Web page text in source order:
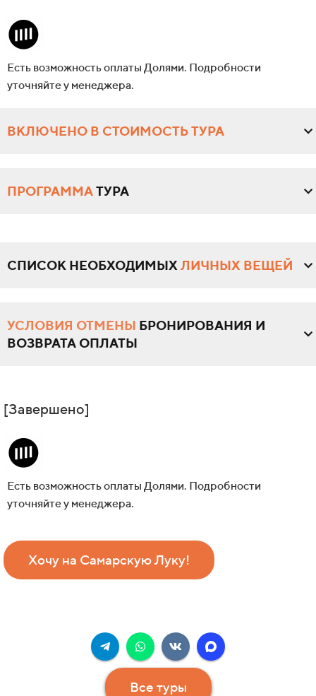
Есть возможность оплаты Долями. Подробности
уточняйте у менеджера.
ВКЛЮЧЕНО В СТОИМОСТЬ ТУРА
ПРОГРАММАТУРА
СПИСОК НЕОБХОДИМЫХЛИЧНЫХ ВЕЩЕЙ
УСЛОВИЯ ОТМЕНЫ БРОНИРОВАНИЯ И
ВОЗВРАТА ОПЛАТЫ
[Завершено]
Есть возможность оплаты Долями. Подробности
уточняйте у менеджера.
Хочу на Самарскую Луку!
Все туры